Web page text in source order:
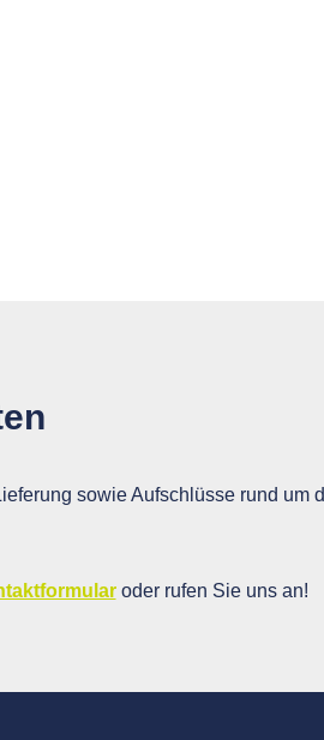
sowie Aufschlüsse rund um
oder rufen Sie uns an!